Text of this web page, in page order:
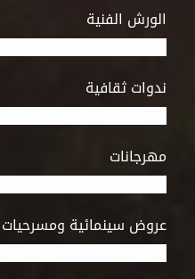
الورش الفنية
ندوات ثقافية
مهرجانات
عروض سينمائية ومسرحيات